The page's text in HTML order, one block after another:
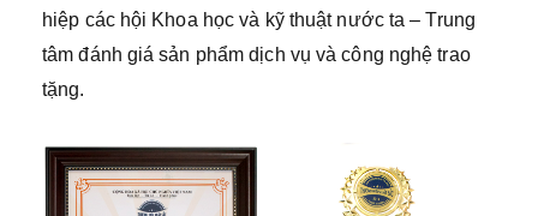
hiệp các hội Khoa học và kỹ thuật nước ta – Trung
tâm đánh giá sản phẩm dịch vụ và công nghệ trao
tặng.